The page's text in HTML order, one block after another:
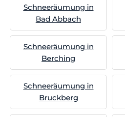
Schneeräumung in
Bad Abbach
Schneeräumung in
Berching
Schneeräumung in
Bruckberg